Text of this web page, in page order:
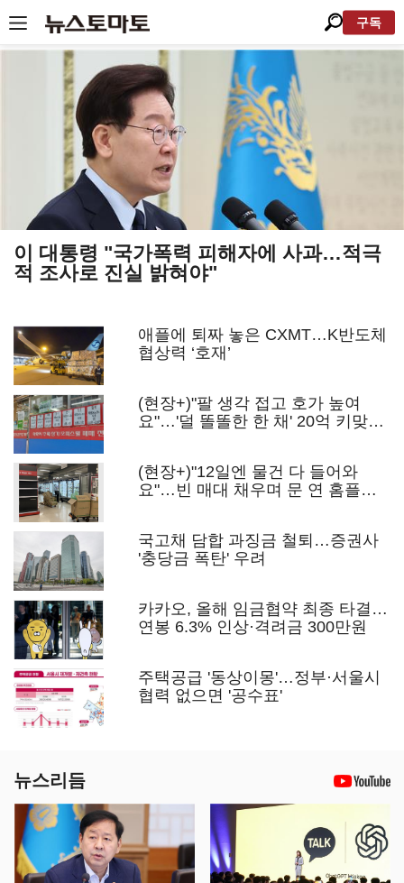
구독
이 대통령 "국가폭력 피해자에 사과…적극
적 조사로 진실 밝혀야"
애플에 퇴짜 놓은 CXMT…K반도체
협상력 ‘호재’
(현장+)"팔 생각 접고 호가 높여
요"…'덜 똘똘한 한 채' 20억 키맞추
(현장+)"12일엔 물건 다 들어와
요"…빈 매대 채우며 문 연 홈플러
국고채 담합 과징금 철퇴…증권사
'충당금 폭탄' 우려
카카오, 올해 임금협약 최종 타결…
연봉 6.3% 인상·격려금 300만원
주택공급 '동상이몽'…정부·서울시
협력 없으면 '공수표'
뉴스리듬